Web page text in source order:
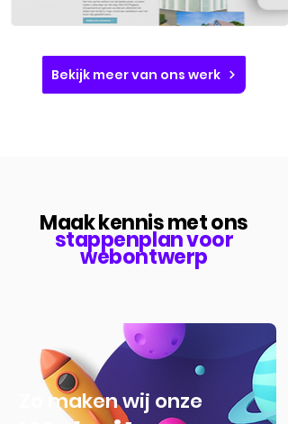
Bekijk meer van ons werk
Maak kennis met ons
stappenplan voor
webontwerp
Zo maken wij onze